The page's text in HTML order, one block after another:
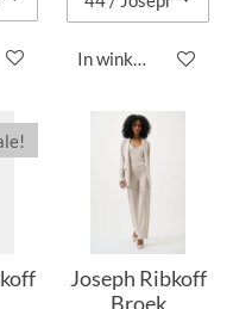
In winkelwagen
Joseph Ribkoff
Broek